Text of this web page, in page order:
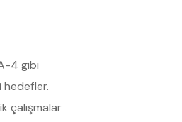
4 gibi
hedefler.
çalışmalar